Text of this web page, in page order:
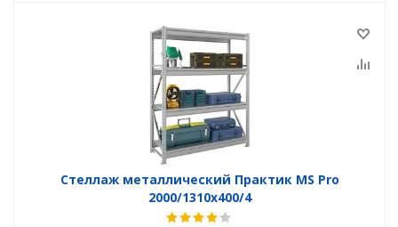
Стеллаж металлический Практик MS Pro
2000/1310x400/4